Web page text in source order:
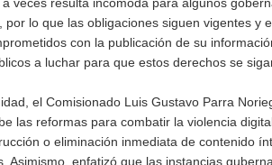
por lo que las obligaciones siguen vigentes y
con la publicación de su
a luchar para que estos derechos se
el Comisionado Luis Gustavo Parra
las reformas para combatir la violencia
o eliminación inmediata de contenido
Asimismo, enfatizó que las instancias